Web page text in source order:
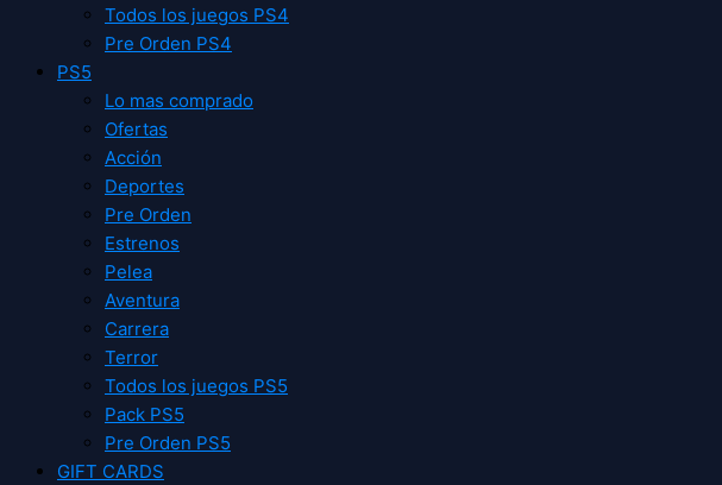
Todos los juegos PS4
Pre Orden PS4
PS5
Lo mas comprado
Ofertas
Acción
Deportes
Pre Orden
Estrenos
Pelea
Aventura
Carrera
Terror
Todos los juegos PS5
Pack PS5
Pre Orden PS5
GIFT CARDS